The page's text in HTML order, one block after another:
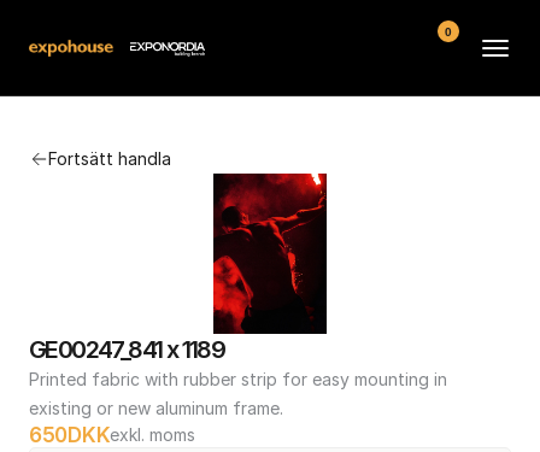
Fortsätt handla
GE00247_841 x 1189
Printed fabric with rubber strip for easy mounting in
existing or new aluminum frame.
650DKKexkl. moms
Kontakt
Köpvillkor
0